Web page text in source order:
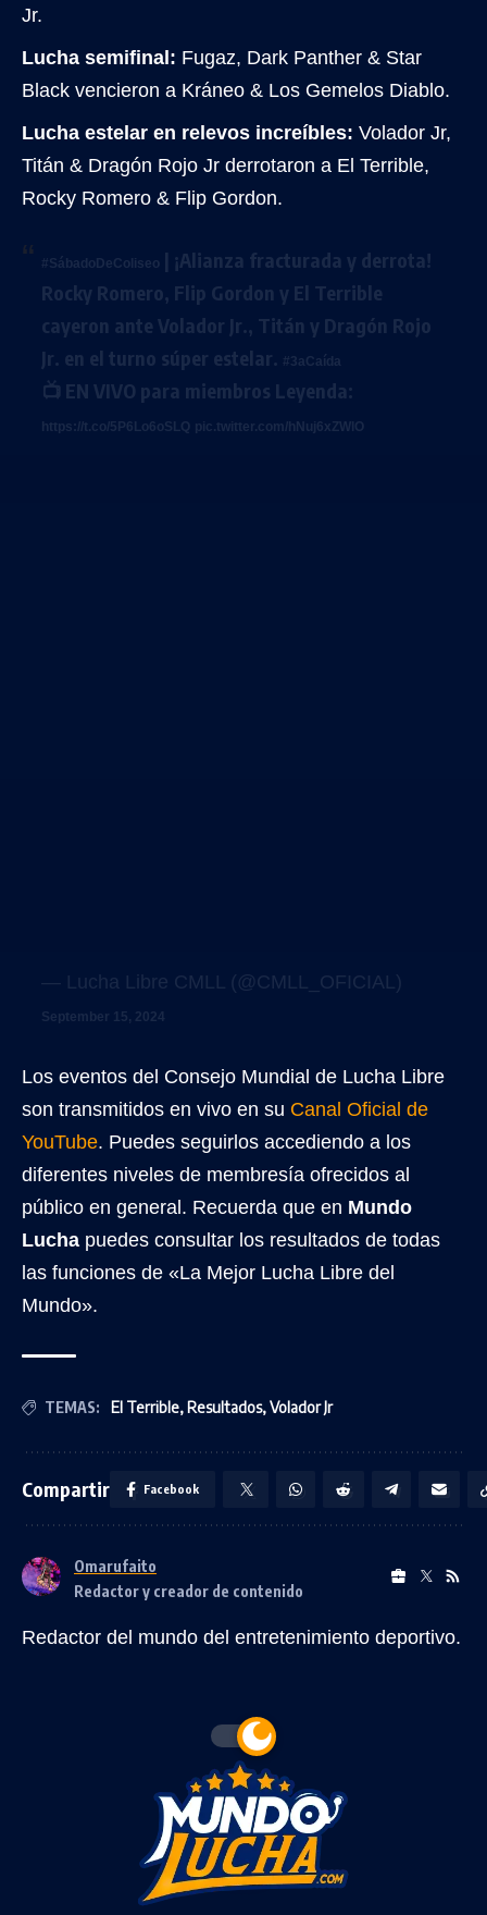
Jr.
Lucha semifinal: Fugaz, Dark Panther & Star
Black vencieron a Kráneo & Los Gemelos Diablo.
Lucha estelar en relevos increíbles: Volador Jr,
Titán & Dragón Rojo Jr derrotaron a El Terrible,
Rocky Romero & Flip Gordon.
#SábadoDeColiseo | ¡Alianza fracturada y derrota!
Rocky Romero, Flip Gordon y El Terrible
cayeron ante Volador Jr., Titán y Dragón Rojo
Jr. en el turno súper estelar. #3aCaída
📺 EN VIVO para miembros Leyenda:
https://t.co/5P6Lo6oSLQ pic.twitter.com/hNuj6xZWlO
— Lucha Libre CMLL (@CMLL_OFICIAL)
September 15, 2024
Los eventos del Consejo Mundial de Lucha Libre
son transmitidos en vivo en su Canal Oficial de
YouTube. Puedes seguirlos accediendo a los
diferentes niveles de membresía ofrecidos al
público en general. Recuerda que en Mundo
Lucha puedes consultar los resultados de todas
las funciones de «La Mejor Lucha Libre del
Mundo».
TEMAS: El Terrible,Resultados,Volador Jr
Compartir Facebook
Omarufaito
Redactor y creador de contenido
Redactor del mundo del entretenimiento deportivo.